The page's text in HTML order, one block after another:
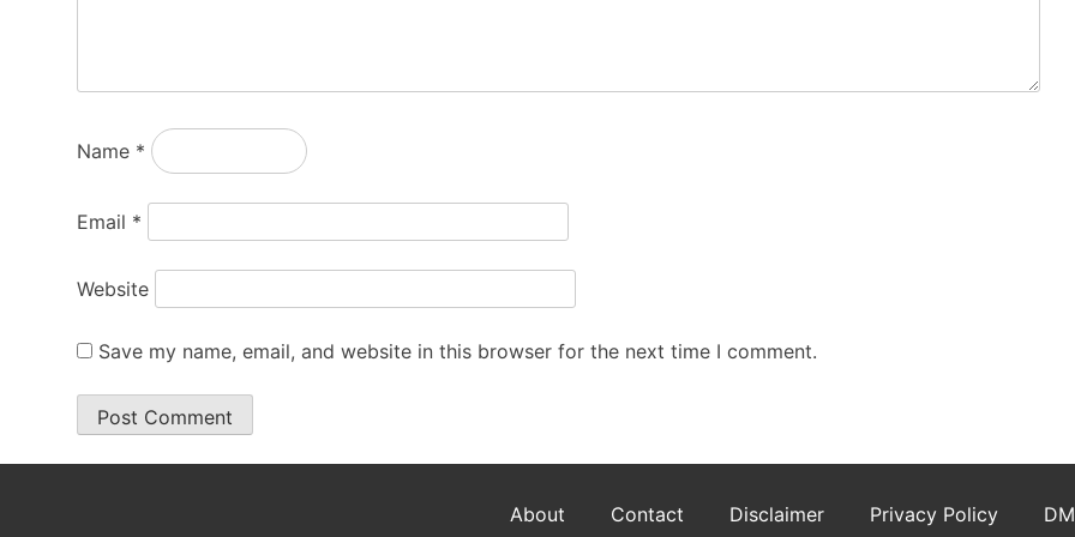
Name *
Email *
Website
Save my name, email, and website in this browser for the next time I comment.
About Contact Disclaimer Privacy Policy